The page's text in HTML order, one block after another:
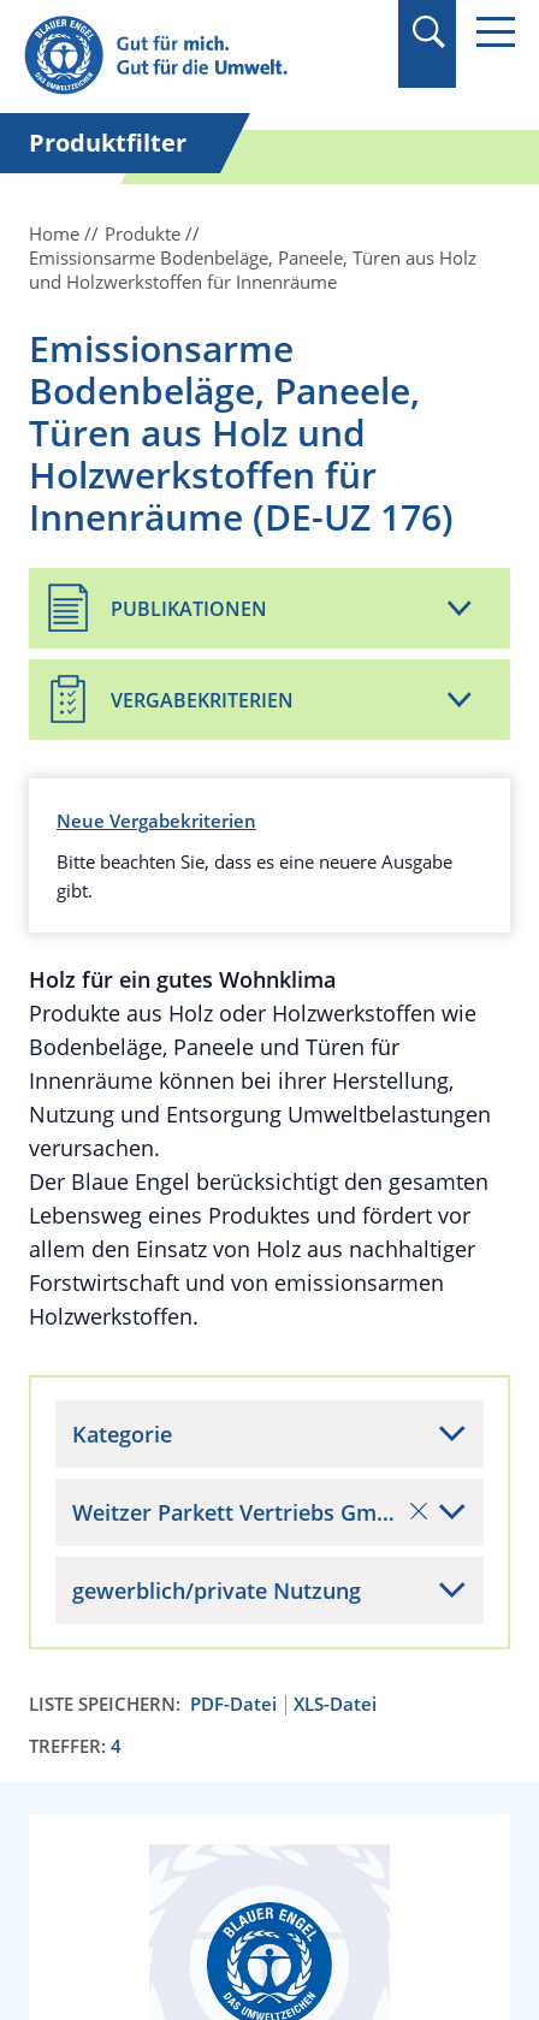
Suchbegriff in
Anführungszeichen
setzen.
Produktfilter
Home
Produkte
Emissionsarme Bodenbeläge, Paneele, Türen aus Holz
und Holzwerkstoffen für Innenräume
Emissionsarme
Bodenbeläge, Paneele,
Türen aus Holz und
Holzwerkstoffen für
Innenräume (DE-UZ 176)
PUBLIKATIONEN
VERGABEKRITERIEN
Neue Vergabekriterien
Bitte beachten Sie, dass es eine neuere Ausgabe
gibt.
Holz für ein gutes Wohnklima
Produkte aus Holz oder Holzwerkstoffen wie
Bodenbeläge, Paneele und Türen für
Innenräume können bei ihrer Herstellung,
Nutzung und Entsorgung Umweltbelastungen
verursachen.
Der Blaue Engel berücksichtigt den gesamten
Lebensweg eines Produktes und fördert vor
allem den Einsatz von Holz aus nachhaltiger
Forstwirtschaft und von emissionsarmen
Holzwerkstoffen.
Kategorie
Weitzer Parkett Vertriebs GmbH
gewerblich/private Nutzung
LISTE SPEICHERN: PDF-Datei
XLS-Datei
TREFFER: 4